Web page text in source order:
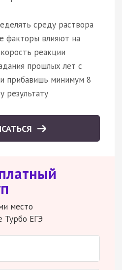
среду раствора
факторы влияют на
реакции
прошлых лет с
прибавишь минимум 8
результату
место
Турбо ЕГЭ